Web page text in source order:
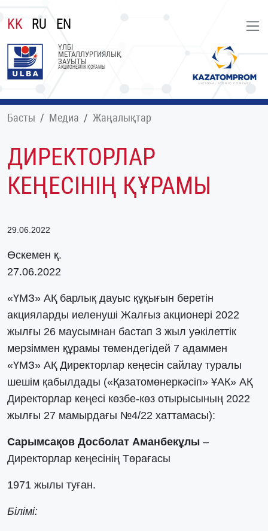
KK RU EN
ҮЛБІ
МЕТАЛЛУРГИЯЛЫҚ
ЗАУЫТЫ
АКЦИОНЕРЛІК ҚОҒАМЫ
Басты Медиа Жаңалықтар
ДИРЕКТОРЛАР
КЕҢЕСІНІҢ ҚҰРАМЫ
29.06.2022
Өскемен қ.
27.06.2022
«ҮМЗ» АҚ барлық дауыс құқығын беретін
акцияларды иеленуші Жалғыз акционері 2022
жылғы 26 маусымнан бастап 3 жыл уәкілеттік
мерзіммен құрамы төмендегідей 7 адаммен
«ҮМЗ» АҚ Директорлар кеңесін сайлау туралы
шешім қабылдады («Қазатомөнеркәсіп» ҰАК» АҚ
Директорлар кеңесі көзбе-көз отырысының 2022
жылғы 27 мамырдағы №4/22 хаттамасы):
Сарымсақов Досболат Аманбекұлы –
Директорлар кеңесінің Төрағасы
1971 жылы туған.
Білімі: